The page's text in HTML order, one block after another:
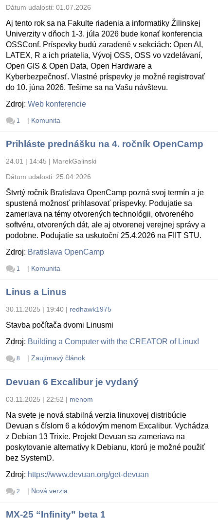
Dátum udalosti: 01.07.2026
Aj tento rok sa na Fakulte riadenia a informatiky Žilinskej
Univerzity v dňoch 1-3. júla 2026 bude konať konferencia
OSSConf. Príspevky budú zaradené v sekciách: Open AI,
LATEX, R a ich priatelia, Vývoj OSS, OSS vo vzdelávaní,
Open GIS & Open Data, Open Hardware a
Kyberbezpečnosť. Vlastné príspevky je možné registrovať
do 10. júna 2026. Tešíme sa na Vašu návštevu.
Zdroj: Web konferencie
1 | Komunita
Prihláste prednášku na 4. ročník OpenCamp
24.01 | 14:45 | MarekGalinski
Dátum udalosti: 25.04.2026
Štvrtý ročník Bratislava OpenCamp pozná svoj termín a je
spustená možnosť prihlasovať príspevky. Podujatie sa
zameriava na témy otvorených technológii, otvoreného
softvéru, otvorených dát, ale aj otvorenej verejnej správy a
podobne. Podujatie sa uskutoční 25.4.2026 na FIIT STU.
Zdroj: Bratislava OpenCamp
1 | Komunita
Linus a Linus
30.11.2025 | 19:40 | redhawk1975
Stavba počítača dvomi Linusmi
Zdroj: Building a Computer with the CREATOR of Linux!
8 | Zaujímavý článok
Devuan 6 Excalibur je vydaný
03.11.2025 | 22:52 | menom
Na svete je nová stabilná verzia linuxovej distribúcie
Devuan s číslom 6 a kódovým menom Excalibur. Vychádza
z Debian 13 Trixie. Projekt Devuan sa zameriava na
poskytovanie alternatívy k Debianu, ktorú je možné použiť
bez SystemD.
Zdroj: https://www.devuan.org/get-devuan
2 | Nová verzia
MX-25 “Infinity” beta 1